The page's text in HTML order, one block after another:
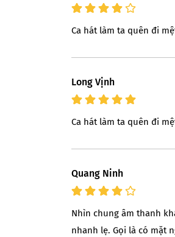
Ca hát làm ta quên đi
Long Vịnh
Ca hát làm ta quên đi
Quang Ninh
Nhìn chung âm thanh
nhanh lẹ. Gọi là có mặt